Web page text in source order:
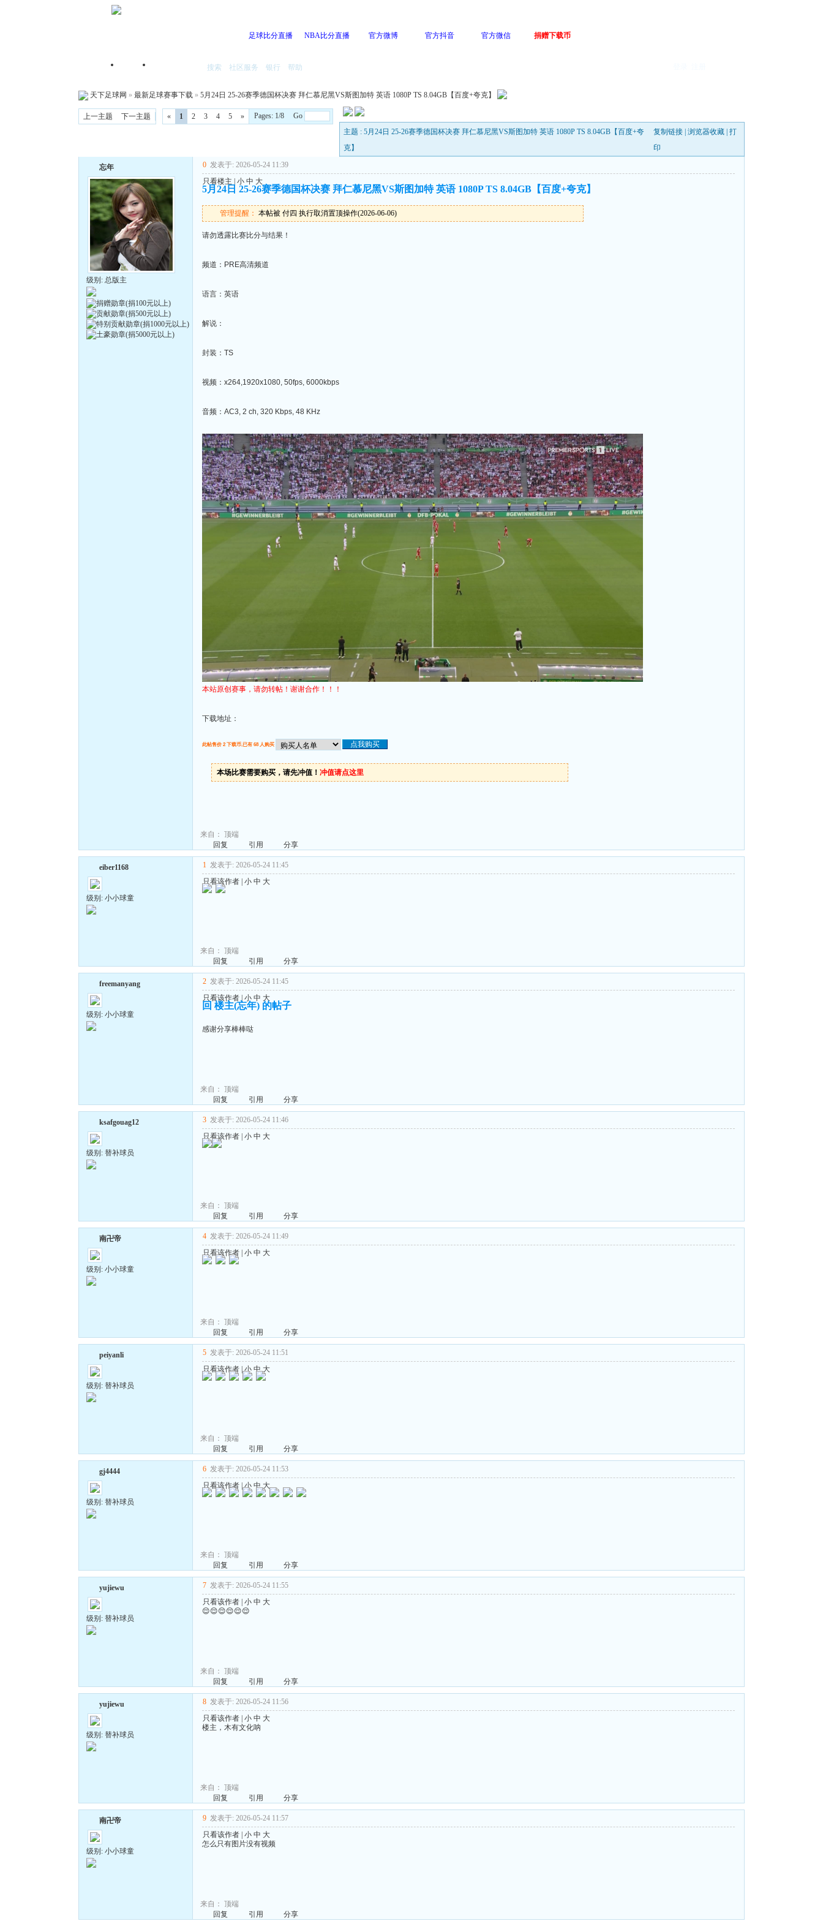
足球比分直播 NBA比分直播 官方微博 官方抖音 官方微信 捐赠下载币
首页 搜索 社区服务 银行 帮助
天下足球网 » 最新足球赛事下载 » 5月24日 25-26赛季德国杯决赛 拜仁慕尼黑VS斯图加特 英语 1080P TS 8.04GB【百度+夸克】
上一主题 下一主题 « 1 2 3 4 5 »
Pages: 1/8 Go
主题 : 5月24日 25-26赛季德国杯决赛 拜仁慕尼黑VS斯图加特 英语 1080P TS 8.04GB【百度+夸
克】
复制链接| 浏览器收藏| 打
印
忘年
级别: 总版主
0 发表于: 2026-05-24 11:39
只看楼主
小 中 大
5月24日 25-26赛季德国杯决赛 拜仁慕尼黑VS斯图加特 英语 1080P TS 8.04GB【百度+夸克】
管理提醒： 本帖被 付四 执行取消置顶操作(2026-06-06)
请勿透露比赛比分与结果！
频道：PRE高清频道
语言：英语
解说：
封装：TS
视频：x264,1920x1080, 50fps, 6000kbps
音频：AC3, 2 ch, 320 Kbps, 48 KHz
本站原创赛事，请勿转帖！谢谢合作！！！
下载地址：
此帖售价 2 下载币,已有 68 人购买
本场比赛需要购买，请先冲值！ 冲值请点这里
来自： 顶端
回复
引用 分享
eiber1168
级别: 小小球童
1 发表于: 2026-05-24 11:45
只看该作者| 小 中 大
来自： 顶端
回复
引用 分享
freemanyang
级别: 小小球童
2 发表于: 2026-05-24 11:45
只看该作者| 小 中 大
回 楼主(忘年) 的帖子
感谢分享棒棒哒
来自： 顶端
回复
引用 分享
ksafgouag12
级别: 替补球员
3 发表于: 2026-05-24 11:46
只看该作者| 小 中 大
来自： 顶端
回复
引用 分享
南卍帝
级别: 小小球童
4 发表于: 2026-05-24 11:49
只看该作者| 小 中 大
来自： 顶端
回复
引用 分享
peiyanli
级别: 替补球员
5 发表于: 2026-05-24 11:51
只看该作者|小 中 大
来自： 顶端
回复
引用 分享
gj4444
级别: 替补球员
6 发表于: 2026-05-24 11:53
只看该作者|小 中 大
来自： 顶端
回复
引用 分享
yujiewu
级别: 替补球员
7 发表于: 2026-05-24 11:55
只看该作者| 小 中 大
😌😌😌😌😌😌
来自： 顶端
回复
引用 分享
yujiewu
级别: 替补球员
8 发表于: 2026-05-24 11:56
只看该作者| 小 中 大
楼主，木有文化呐
来自： 顶端
回复
引用 分享
南卍帝
级别: 小小球童
9 发表于: 2026-05-24 11:57
只看该作者| 小 中 大
怎么只有图片没有视频
来自： 顶端
回复
引用 分享